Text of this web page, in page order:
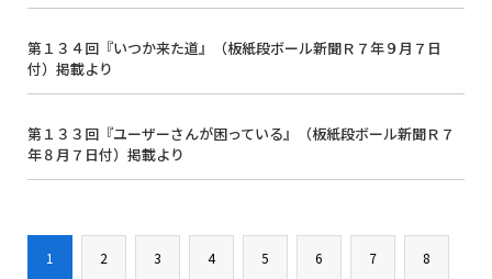
第１３４回『いつか来た道』（板紙段ボール新聞Ｒ７年９月７日
付）掲載より
第１３３回『ユーザーさんが困っている』（板紙段ボール新聞Ｒ７
年８月７日付）掲載より
1 2 3 4 5 6 7 8